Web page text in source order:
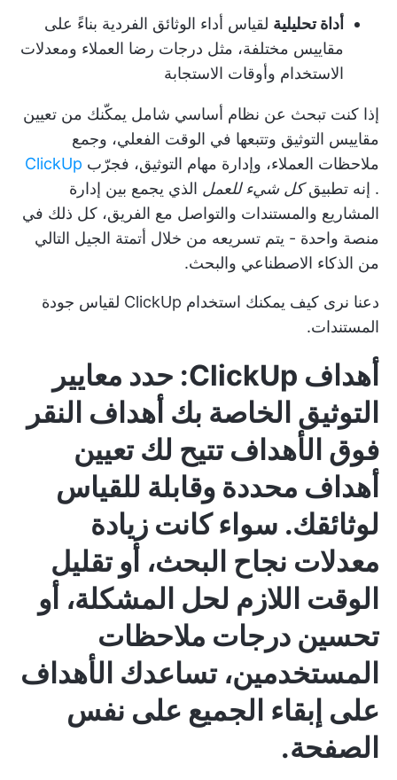
أداة تحليلية لقياس أداء الوثائق الفردية بناءً على
مقاييس مختلفة، مثل درجات رضا العملاء ومعدلات
الاستخدام وأوقات الاستجابة
إذا كنت تبحث عن نظام أساسي شامل يمكّنك من تعيين
مقاييس التوثيق وتتبعها في الوقت الفعلي، وجمع
ملاحظات العملاء، وإدارة مهام التوثيق، فجرّب ClickUp
. إنه تطبيقكل شيء للعمل الذي يجمع بين إدارة
المشاريع والمستندات والتواصل مع الفريق، كل ذلك في
منصة واحدة - يتم تسريعه من خلال أتمتة الجيل التالي
من الذكاء الاصطناعي والبحث.
دعنا نرى كيف يمكنك استخدام ClickUp لقياس جودة
المستندات.
أهداف ClickUp: حدد معايير
التوثيق الخاصة بك أهداف النقر
فوق الأهداف تتيح لك تعيين
أهداف محددة وقابلة للقياس
لوثائقك. سواء كانت زيادة
معدلات نجاح البحث، أو تقليل
الوقت اللازم لحل المشكلة، أو
تحسين درجات ملاحظات
المستخدمين، تساعدك الأهداف
على إبقاء الجميع على نفس
الصفحة.